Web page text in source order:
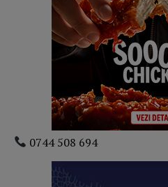
0744 508 694